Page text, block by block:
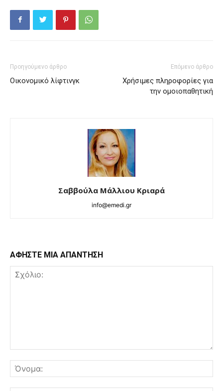
Προηγούμενο άρθρο
Οικονομικό λίφτινγκ
Επόμενο άρθρο
Χρήσιμες πληροφορίες για
την ομοιοπαθητική
Σαββούλα Μάλλιου Κριαρά
info@emedi.gr
ΑΦΗΣΤΕ ΜΙΑ ΑΠΑΝΤΗΣΗ